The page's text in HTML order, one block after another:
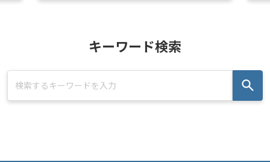
キーワード検索